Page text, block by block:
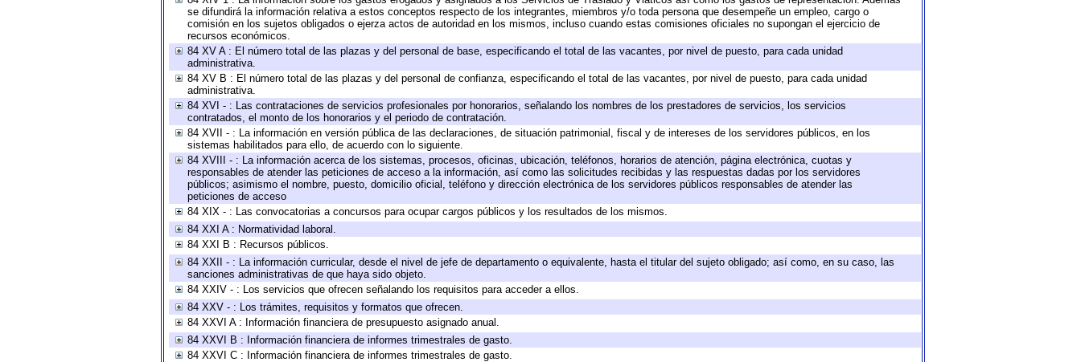
se difundirá la información relativa a estos conceptos respecto de los integrantes, miembros y/o toda persona que desempeñe un empleo, cargo o
comisión en los sujetos obligados o ejerza actos de autoridad en los mismos, incluso cuando estas comisiones oficiales no supongan el ejercicio de
recursos económicos.
84 XV A : El número total de las plazas y del personal de base, especificando el total de las vacantes, por nivel de puesto, para cada unidad
administrativa.
84 XV B : El número total de las plazas y del personal de confianza, especificando el total de las vacantes, por nivel de puesto, para cada unidad
administrativa.
84 XVI - : Las contrataciones de servicios profesionales por honorarios, señalando los nombres de los prestadores de servicios, los servicios
contratados, el monto de los honorarios y el periodo de contratación.
84 XVII - : La información en versión pública de las declaraciones, de situación patrimonial, fiscal y de intereses de los servidores públicos, en los
sistemas habilitados para ello, de acuerdo con lo siguiente.
84 XVIII - : La información acerca de los sistemas, procesos, oficinas, ubicación, teléfonos, horarios de atención, página electrónica, cuotas y
responsables de atender las peticiones de acceso a la información, así como las solicitudes recibidas y las respuestas dadas por los servidores
públicos; asimismo el nombre, puesto, domicilio oficial, teléfono y dirección electrónica de los servidores públicos responsables de atender las
peticiones de acceso
84 XIX - : Las convocatorias a concursos para ocupar cargos públicos y los resultados de los mismos.
84 XXI A : Normatividad laboral.
84 XXI B : Recursos públicos.
84 XXII - : La información curricular, desde el nivel de jefe de departamento o equivalente, hasta el titular del sujeto obligado; así como, en su caso, las
sanciones administrativas de que haya sido objeto.
84 XXIV - : Los servicios que ofrecen señalando los requisitos para acceder a ellos.
84 XXV - : Los trámites, requisitos y formatos que ofrecen.
84 XXVI A : Información financiera de presupuesto asignado anual.
84 XXVI B : Información financiera de informes trimestrales de gasto.
84 XXVI C : Información financiera de informes trimestrales de gasto.